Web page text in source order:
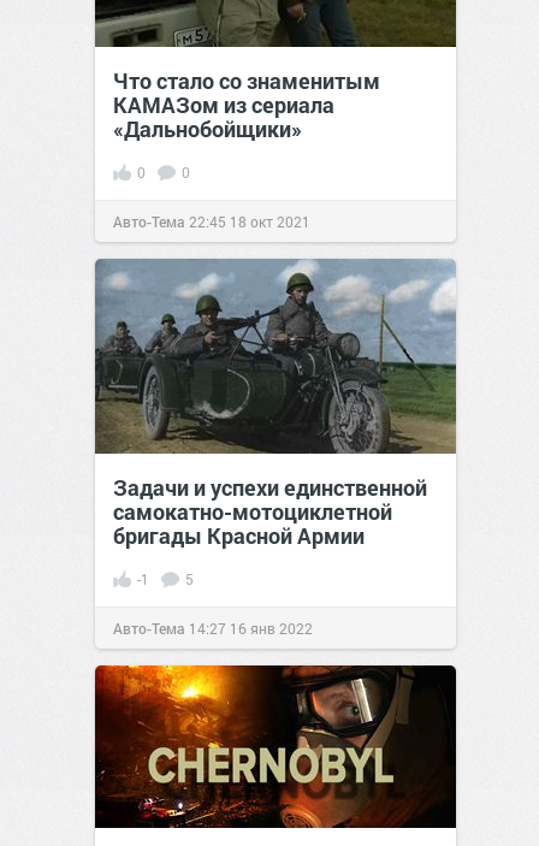
Что стало со знаменитым
КАМАЗом из сериала
«Дальнобойщики»
0 0
Авто-Тема 22:45 18 окт 2021
Задачи и успехи единственной
самокатно-мотоциклетной
бригады Красной Армии
-1 5
Авто-Тема 14:27 16 янв 2022